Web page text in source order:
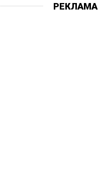
РЕКЛАМА